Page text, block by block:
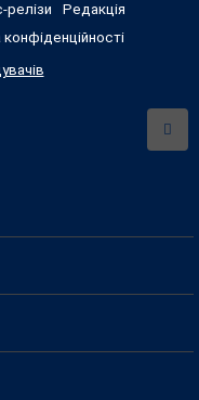
релізи
Редакція
конфіденційності